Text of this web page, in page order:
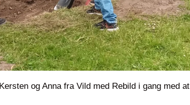
og Anna fra Vild med Rebild i gang med at